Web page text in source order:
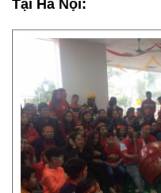
Hàng nghìn người
dõi trận
Tại Hà Nội: